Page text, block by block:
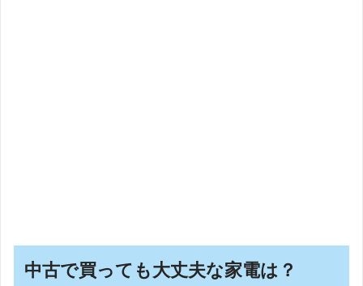
中古で買っても大丈夫な家電は？